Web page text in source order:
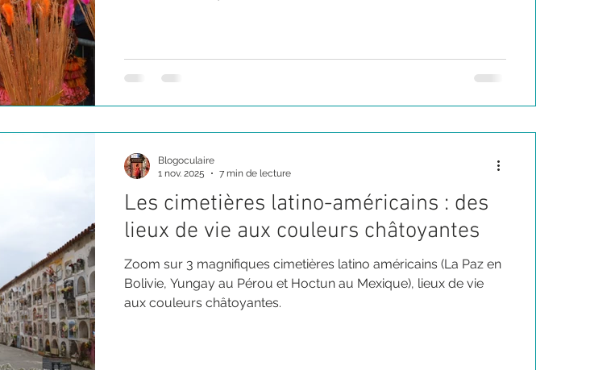
religion catholique
Les cimetières latino-américains : des
lieux de vie aux couleurs châtoyantes
Zoom sur 3 magnifiques cimetières latino américains (La Paz en
Bolivie, Yungay au Pérou et Hoctun au Mexique), lieux de vie
aux couleurs châtoyantes.
Blogoculaire
1 nov. 2025
7 min de lecture